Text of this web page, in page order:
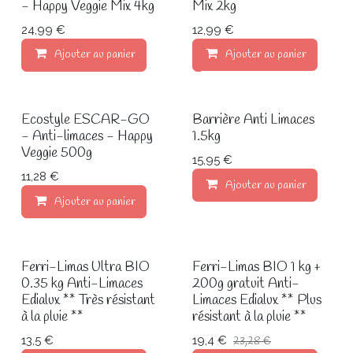
- Happy Veggie Mix 4kg
24,99 €
Ajouter au panier
Mix 2kg
12,99 €
Ajouter au panier
Ecostyle ESCAR-GO
- Anti-limaces - Happy
Veggie 500g
11,28 €
Ajouter au panier
Barrière Anti Limaces
1.5kg
15,95 €
Ajouter au panier
Ferri-Limas Ultra BIO
0.35 kg Anti-Limaces
Edialux ** Très résistant
à la pluie **
13,5 €
Promo
Ferri-Limas BIO 1 kg +
200g gratuit Anti-
Limaces Edialux ** Plus
résistant à la pluie **
19,4 € 23,28 €